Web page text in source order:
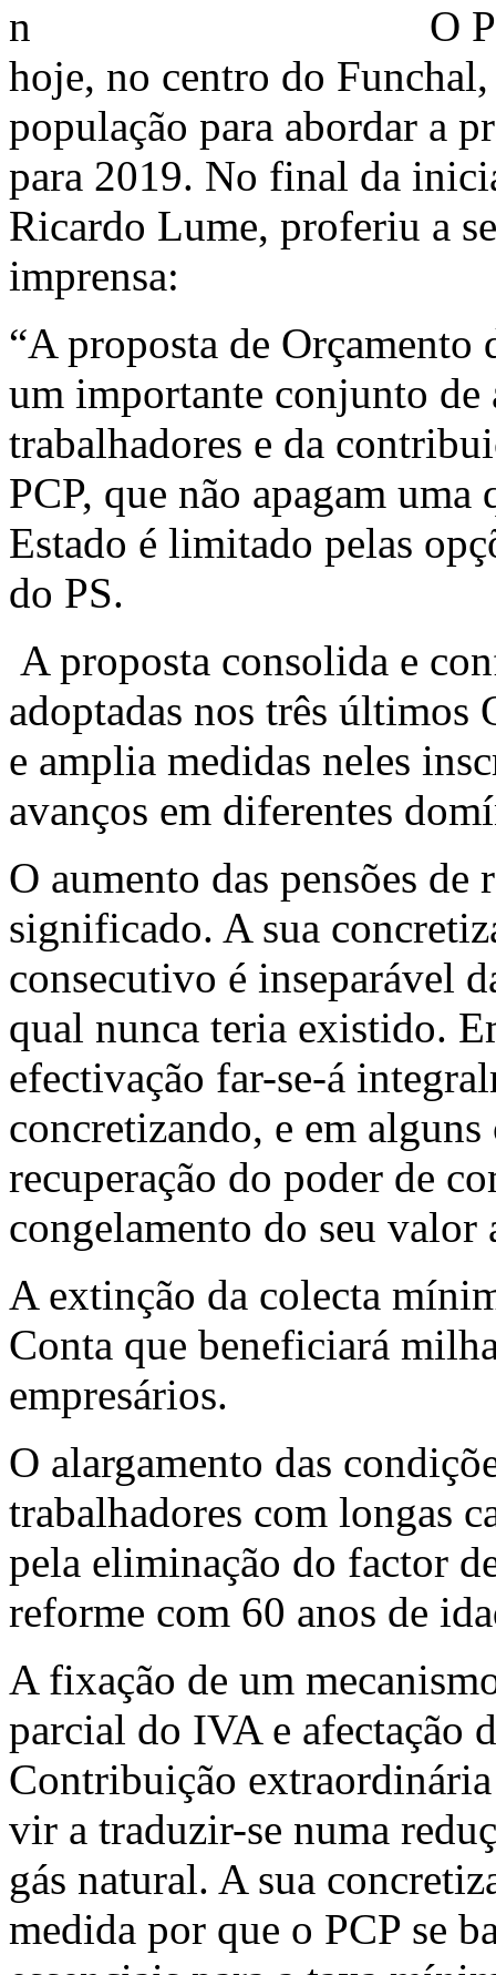
O
hoje, no centro do
população para abordar a
para 2019. No final da
Ricardo Lume, proferiu a
imprensa:
“A proposta de
um importante conjunto de
trabalhadores e da
PCP, que não apagam
Estado é limitado pelas
do PS.
A proposta consolida e
adoptadas nos três últimos
e amplia medidas neles
avanços em diferentes
O aumento das pensões
significado. A sua
consecutivo é inseparável
qual nunca teria existido.
efectivação far-se-á
concretizando, e em alguns
recuperação do poder de
congelamento do seu valor
A extinção da colecta
Conta que beneficiará
empresários.
O alargamento das
trabalhadores com longas
pela eliminação do factor
reforme com 60 anos de
A fixação de um
parcial do IVA e afectação
Contribuição
vir a traduzir-se numa
gás natural. A sua
medida por que o PCP se